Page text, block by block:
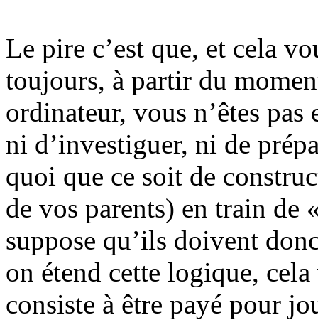
Le pire c’est que, et cela
toujours, à partir du
ordinateur, vous n’êtes
ni d’investiguer, ni de
quoi que ce soit de
de vos parents) en train
suppose qu’ils doivent
on étend cette logique,
consiste à être payé pour